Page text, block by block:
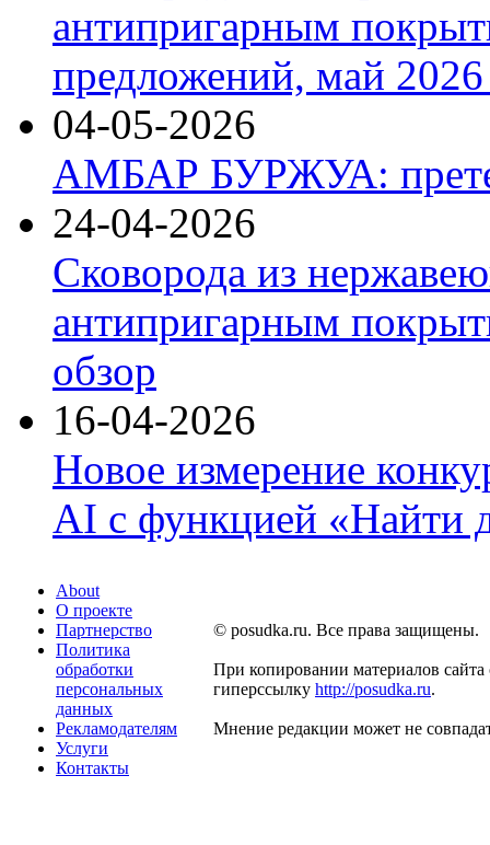
антипригарным
предложений, май 2026
04-05-2026
АМБАР БУРЖУА:
24-04-2026
Сковорода из
антипригарным
обзор
16-04-2026
Новое измерение
AI с функцией «Найти
About
О проекте
Партнерство
Политика
обработки
персональных
данных
Рекламодателям
Услуги
Контакты
© posudka.ru. Все права защищены.
При копировании материалов сайта
гиперссылку http://posudka.ru.
Мнение редакции может не